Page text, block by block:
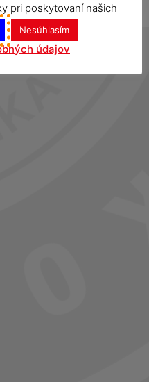
pri poskytovaní našich
Nesúhlasím
údajov